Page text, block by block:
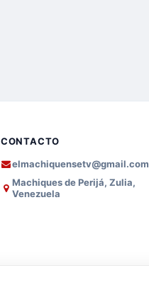
CONTACTO
elmachiquensetv@gmail.com
Machiques de Perijá, Zulia,
Venezuela